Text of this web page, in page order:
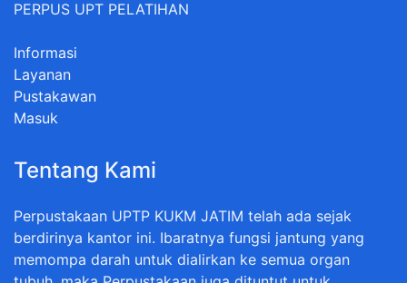
PERPUS UPT PELATIHAN
Informasi
Layanan
Pustakawan
Masuk
Tentang Kami
Perpustakaan UPTP KUKM JATIM telah ada sejak
berdirinya kantor ini. Ibaratnya fungsi jantung yang
memompa darah untuk dialirkan ke semua organ